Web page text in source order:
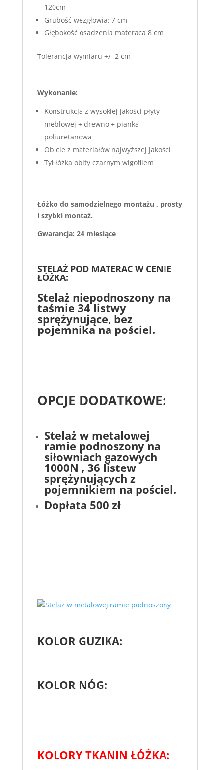
120cm
Grubość wezgłowia: 7 cm
Głębokość osadzenia materaca 8 cm
Tolerancja wymiaru +/- 2 cm
Wykonanie:
Konstrukcja z wysokiej jakości płyty
meblowej + drewno + pianka
poliuretanowa
Obicie z materiałów najwyższej jakości
Tył łóżka obity czarnym wigofilem
Łóżko do samodzielnego montażu , prosty
i szybki montaż.
Gwarancja: 24 miesiące
STELAŻ POD MATERAC W CENIE
ŁÓŻKA:
Stelaż niepodnoszony na
taśmie 34 listwy
sprężynujące, bez
pojemnika na pościel.
OPCJE DODATKOWE:
Stelaż w metalowej
ramie podnoszony na
siłowniach gazowych
1000N , 36 listew
sprężynujących z
pojemnikiem na pościel.
Dopłata 500 zł
KOLOR GUZIKA:
KOLOR NÓG:
KOLORY TKANIN ŁÓŻKA: